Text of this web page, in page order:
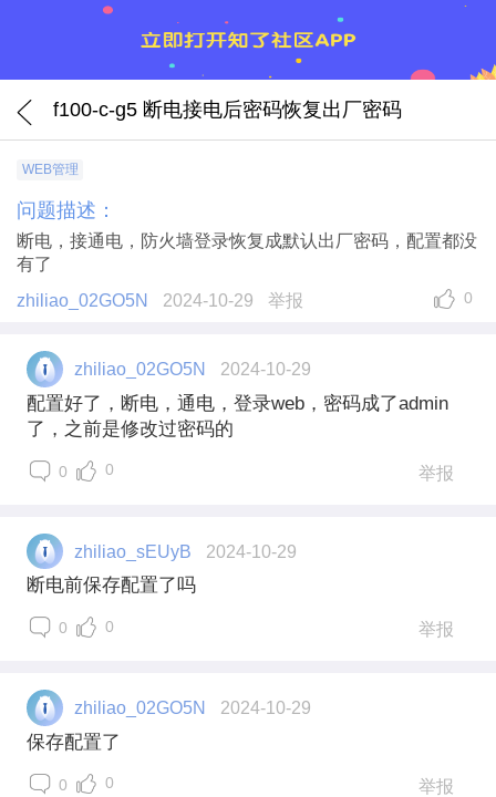
f100-c-g5 断电接电后密码恢复出厂密码
WEB管理
问题描述：
断电，接通电，防火墙登录恢复成默认出厂密码，配置都没
有了
zhiliao_02GO5N
2024-10-29 举报 0
zhiliao_02GO5N 2024-10-29
配置好了，断电，通电，登录web，密码成了admin
了，之前是修改过密码的
0 0 举报
zhiliao_sEUyB 2024-10-29
断电前保存配置了吗
0 0 举报
zhiliao_02GO5N 2024-10-29
保存配置了
0 0 举报